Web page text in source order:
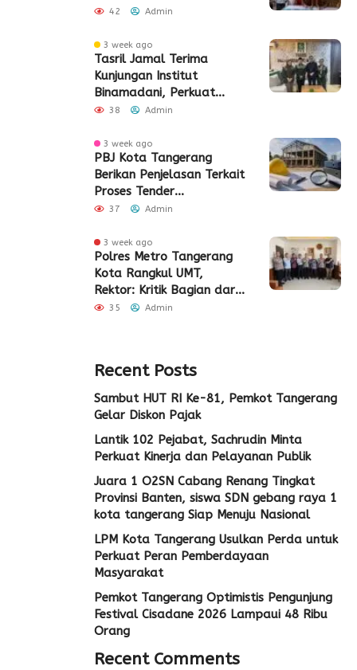
42 Admin
3 week ago
Tasril Jamal Terima
Kunjungan Institut
Binamadani, Perkuat
Sinergi Bangun SDM Kota
38 Admin
3 week ago
PBJ Kota Tangerang
Berikan Penjelasan Terkait
Proses Tender
Pembangunan Eks Pabrik
37 Admin
3 week ago
Polres Metro Tangerang
Kota Rangkul UMT,
Rektor: Kritik Bagian dari
Demokrasi
35 Admin
Recent Posts
Sambut HUT RI Ke-81, Pemkot Tangerang
Gelar Diskon Pajak
Lantik 102 Pejabat, Sachrudin Minta
Perkuat Kinerja dan Pelayanan Publik
Juara 1 O2SN Cabang Renang Tingkat
Provinsi Banten, siswa SDN gebang raya 1
kota tangerang Siap Menuju Nasional
LPM Kota Tangerang Usulkan Perda untuk
Perkuat Peran Pemberdayaan
Masyarakat
Pemkot Tangerang Optimistis Pengunjung
Festival Cisadane 2026 Lampaui 48 Ribu
Orang
Recent Comments